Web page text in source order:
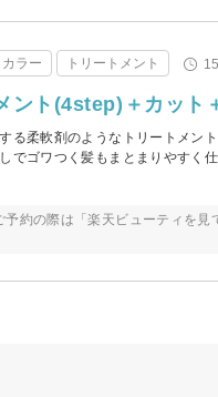
カラー トリートメント
ント(4step)＋カット
る柔軟剤のようなトリートメン
でゴワつく髪もまとまりやすく
予約の際は「楽天ビューティを